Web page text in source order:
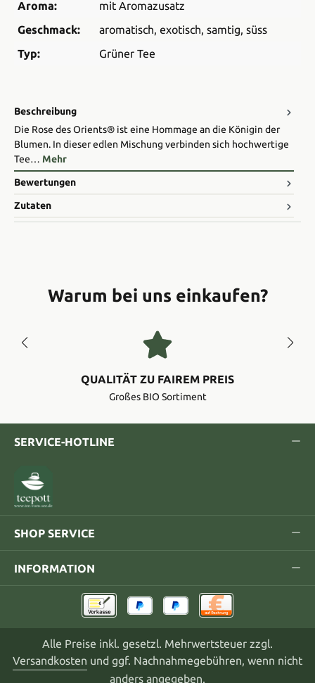
Aroma:
mit Aromazusatz
Geschmack:
aromatisch, exotisch, samtig, süss
Typ:
Grüner Tee
Beschreibung
Die Rose des Orients® ist eine Hommage an die Königin der
Blumen. In dieser edlen Mischung verbinden sich hochwertige
Tee… Mehr
Bewertungen
Zutaten
Warum bei uns einkaufen?
QUALITÄT ZU FAIREM PREIS
Großes BIO Sortiment
SERVICE-HOTLINE
SHOP SERVICE
INFORMATION
Alle Preise inkl. gesetzl. Mehrwertsteuer zzgl.
Versandkosten und ggf. Nachnahmegebühren, wenn nicht
anders angegeben.